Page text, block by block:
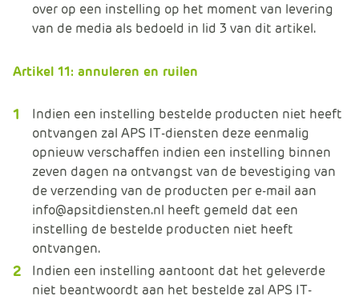
over op een instelling op het moment van levering
van de media als bedoeld in lid 3 van dit artikel.
Artikel 11: annuleren en ruilen
Indien een instelling bestelde producten niet heeft
ontvangen zal APS IT-diensten deze eenmalig
opnieuw verschaffen indien een instelling binnen
zeven dagen na ontvangst van de bevestiging van
de verzending van de producten per e-mail aan
info@apsitdiensten.nl heeft gemeld dat een
instelling de bestelde producten niet heeft
ontvangen.
Indien een instelling aantoont dat het geleverde
niet beantwoordt aan het bestelde zal APS IT-